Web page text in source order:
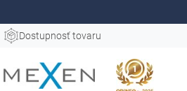
Dostupnosť tovaru